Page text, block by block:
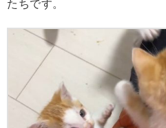
たちです。